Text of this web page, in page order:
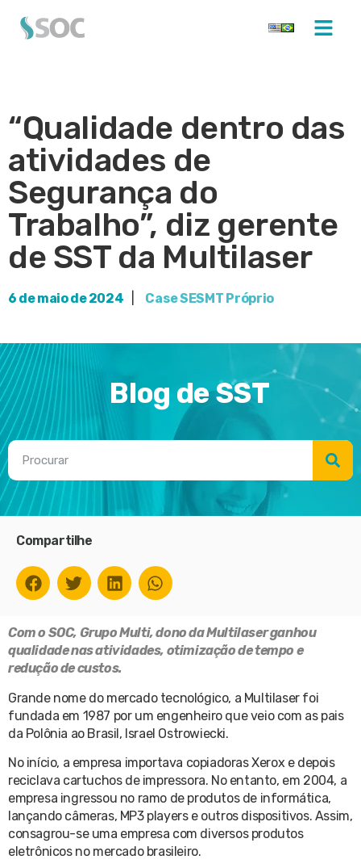
“Qualidade dentro das
atividades de
Segurança do
Trabalho”, diz gerente
de SST da Multilaser
6 de maio de 2024 Case SESMT Próprio
Blog de SST
Compartilhe
Com o SOC, Grupo Multi, dono da Multilaser ganhou
qualidade nas atividades, otimização de tempo e
redução de custos.
Grande nome do mercado tecnológico, a Multilaser foi
fundada em 1987 por um engenheiro que veio com as pais
da Polônia ao Brasil, Israel Ostrowiecki.
No início, a empresa importava copiadoras Xerox e depois
reciclava cartuchos de impressora. No entanto, em 2004, a
empresa ingressou no ramo de produtos de informática,
lançando câmeras, MP3 players e outros dispositivos. Assim,
consagrou-se uma empresa com diversos produtos
eletrônicos no mercado brasileiro.